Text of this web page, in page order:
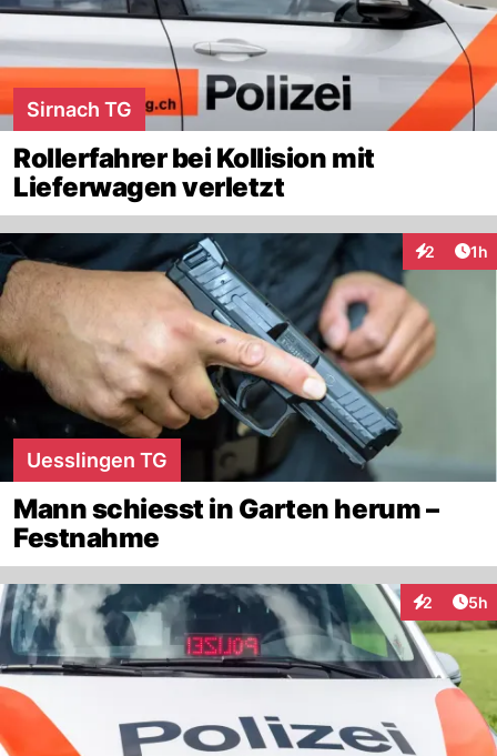
Sirnach TG
Rollerfahrer bei Kollision mit
Lieferwagen verletzt
2 1h
Uesslingen TG
Mann schiesst in Garten herum –
Festnahme
2 5h